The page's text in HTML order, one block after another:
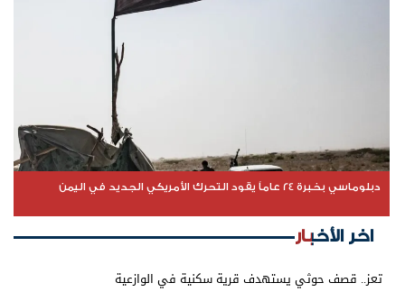
دبلوماسي بخبرة 24 عاماً يقود التحرك الأمريكي الجديد في اليمن
اخر الأخبار
تعز.. قصف حوثي يستهدف قرية سكنية في الوازعية